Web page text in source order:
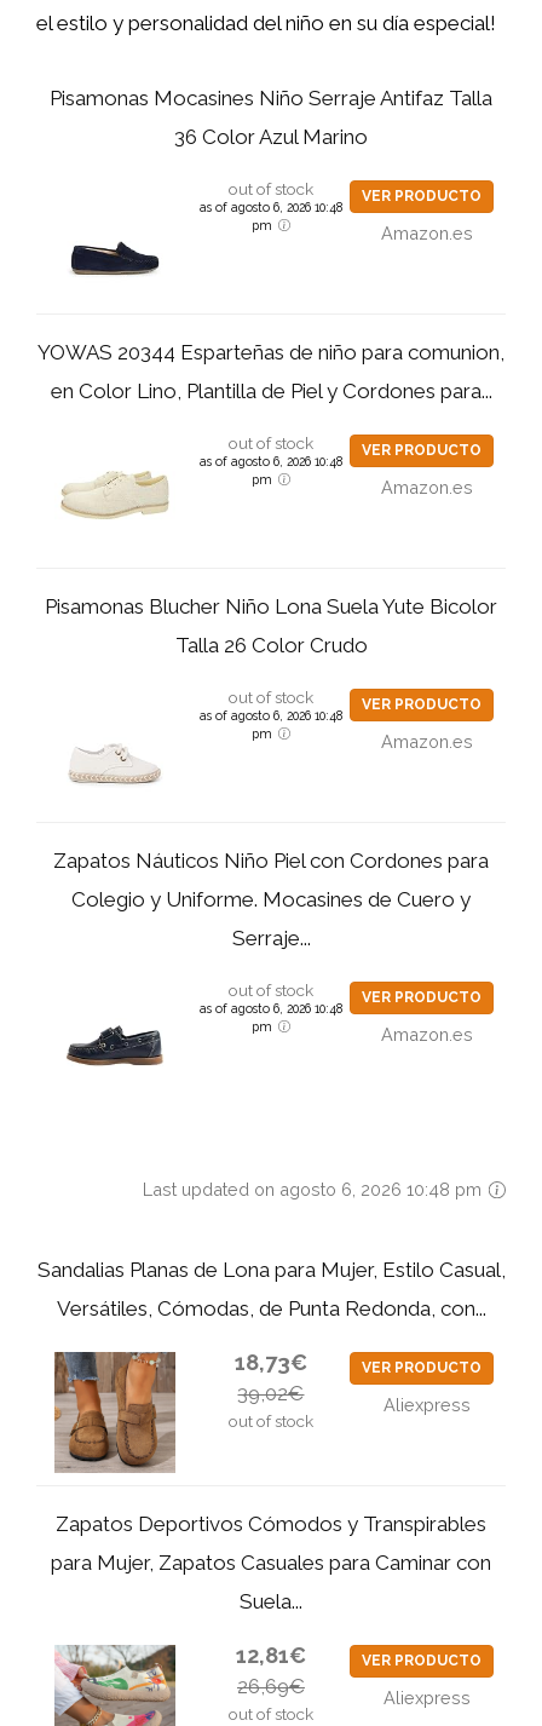
el estilo y personalidad del niño en su día especial!
Pisamonas Mocasines Niño Serraje Antifaz Talla
36 Color Azul Marino
out of stock
as of agosto 6, 2026 10:48
pm
VER PRODUCTO
Amazon.es
YOWAS 20344 Esparteñas de niño para comunion,
en Color Lino, Plantilla de Piel y Cordones para...
out of stock
as of agosto 6, 2026 10:48
pm
VER PRODUCTO
Amazon.es
Pisamonas Blucher Niño Lona Suela Yute Bicolor
Talla 26 Color Crudo
out of stock
as of agosto 6, 2026 10:48
pm
VER PRODUCTO
Amazon.es
Zapatos Náuticos Niño Piel con Cordones para
Colegio y Uniforme. Mocasines de Cuero y
Serraje...
out of stock
as of agosto 6, 2026 10:48
pm
VER PRODUCTO
Amazon.es
Last updated on agosto 6, 2026 10:48 pm
Sandalias Planas de Lona para Mujer, Estilo Casual,
Versátiles, Cómodas, de Punta Redonda, con...
18,73€
39,02€
out of stock
VER PRODUCTO
Aliexpress
Zapatos Deportivos Cómodos y Transpirables
para Mujer, Zapatos Casuales para Caminar con
Suela...
12,81€
26,69€
out of stock
VER PRODUCTO
Aliexpress